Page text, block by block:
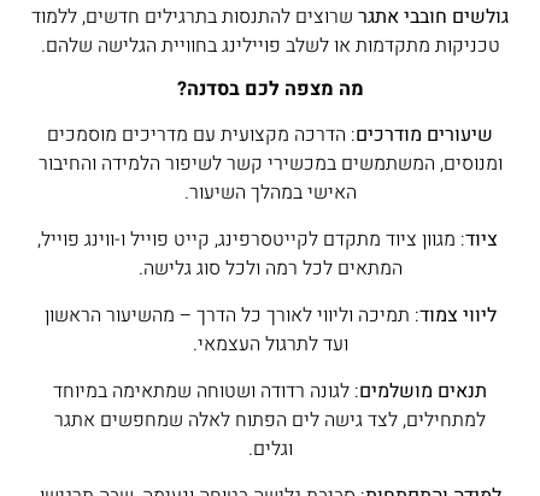
גולשים חובבי אתגר שרוצים להתנסות בתרגילים חדשים, ללמוד
טכניקות מתקדמות או לשלב פויילינג בחוויית הגלישה שלהם.
מה מצפה לכם בסדנה?
שיעורים מודרכים: הדרכה מקצועית עם מדריכים מוסמכים
ומנוסים, המשתמשים במכשירי קשר לשיפור הלמידה והחיבור
האישי במהלך השיעור.
ציוד: מגוון ציוד מתקדם לקייטסרפינג, קייט פוייל ו-ווינג פוייל,
המתאים לכל רמה ולכל סוג גלישה.
ליווי צמוד: תמיכה וליווי לאורך כל הדרך – מהשיעור הראשון
ועד לתרגול העצמאי.
תנאים מושלמים: לגונה רדודה ושטוחה שמתאימה במיוחד
למתחילים, לצד גישה לים הפתוח לאלה שמחפשים אתגר
וגלים.